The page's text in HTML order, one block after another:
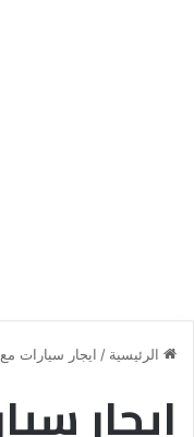
الرئيسية / ايجار سيارات
ايجار